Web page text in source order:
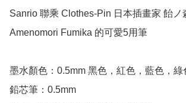
Sanrio 聯乘 Clothes-Pin 日本插畫家 飴ノ
Amenomori Fumika 的可愛5用筆
墨水顏色：0.5mm 黑色，紅色，藍色，綠
鉛芯筆：0.5mm